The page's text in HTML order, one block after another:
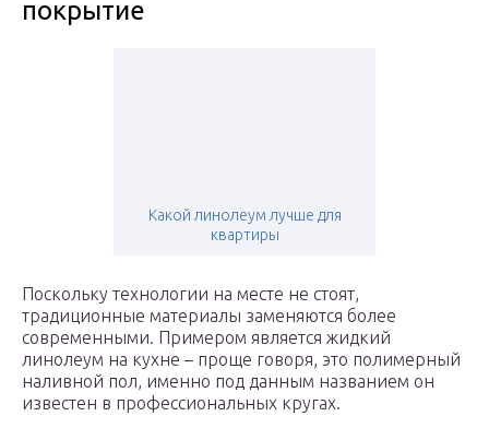
покрытие
Какой линолеум лучше для
квартиры
Поскольку технологии на месте не стоят,
традиционные материалы заменяются более
современными. Примером является жидкий
линолеум на кухне – проще говоря, это полимерный
наливной пол, именно под данным названием он
известен в профессиональных кругах.